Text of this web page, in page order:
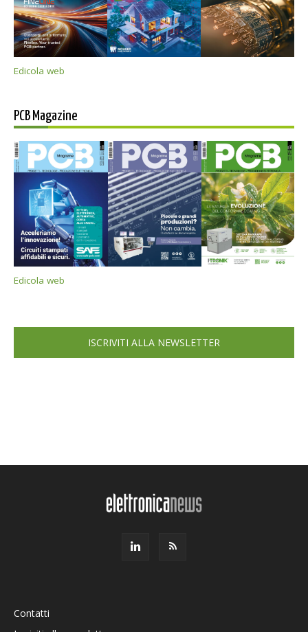
Edicola web
PCB Magazine
Edicola web
ISCRIVITI ALLA NEWSLETTER
Contatti